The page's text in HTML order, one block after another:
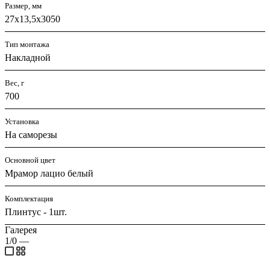
Размер, мм
27х13,5х3050
Тип монтажа
Накладной
Вес, г
700
Установка
На саморезы
Основной цвет
Мрамор лацио белый
Комплектация
Плинтус - 1шт.
Галерея
1/0 —